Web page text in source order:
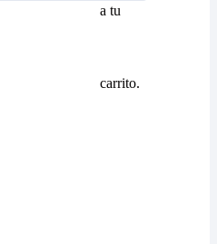
a tu
carrito.